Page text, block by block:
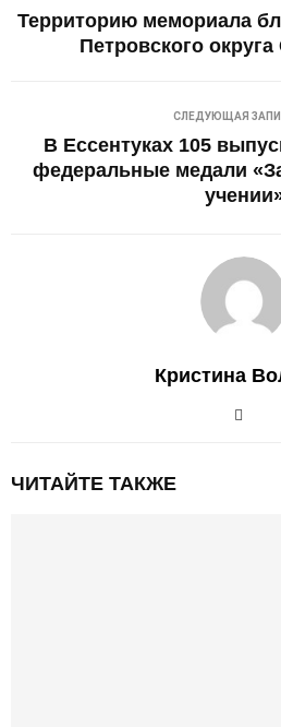
Территорию мемориала
Петровского
СЛЕДУЮЩАЯ
В Ессентуках 105
федеральные медали
Кристина
ЧИТАЙТЕ ТАКЖЕ